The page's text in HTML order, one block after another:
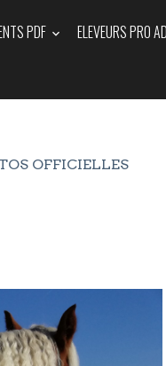
PDF ELEVEURS PRO
OFFICIELLES